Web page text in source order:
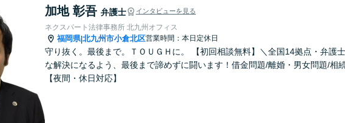
加地 彰吾 弁護士 インタビューを見る
ネクスパート法律事務所 北九州オフィス
福岡県|北九州市小倉北区営業時間：本日定休日
守り抜く。最後まで。ＴＯＵＧＨに。 【初回相談無料】＼全国14拠点・弁護
な解決になるよう、最後まで諦めずに闘います！借金問題/離婚・男女問題/相
【夜間・休日対応】